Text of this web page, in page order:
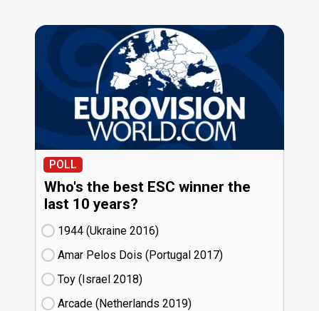
POLL
Who's the best ESC winner the
last 10 years?
1944 (Ukraine
16)
Amar Pelos Dois (Portugal
17)
Toy (Israel
18)
Arcade (Netherlands
19)